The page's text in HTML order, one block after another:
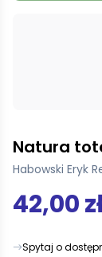
Natura
Habowski Eryk
42,00
Spytaj o